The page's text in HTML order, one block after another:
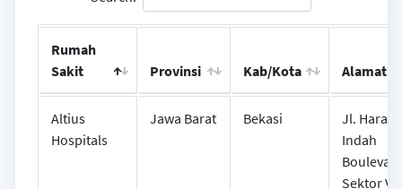
Rumah
Sakit
Provinsi Kab/Kota Alamat
Altius
Hospitals
Jawa Barat Bekasi
Jl.
Indah
Sektor V